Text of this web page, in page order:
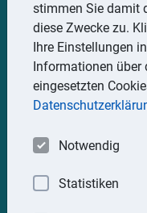
E-Mail:
stimmen Sie damit
diese Zwecke zu.
Ihre Einstellungen
Informationen über
eingesetzten
Notwendig
Statistiken